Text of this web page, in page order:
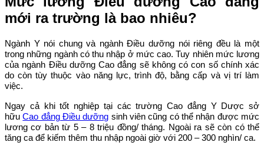
mới ra trường là bao nhiêu?
Ngành Y nói chung và ngành Điều dưỡng nói riêng đều là một
trong những ngành có thu nhập ở mức cao. Tuy nhiên mức lương
của ngành Điều dưỡng Cao đẳng sẽ không có con số chính xác
do còn tùy thuộc vào năng lực, trình độ, bằng cấp và vị trí làm
việc.
Ngay cả khi tốt nghiệp tại các trường Cao đẳng Y Dược sở
hữuCao đẳng Điều dưỡng sinh viên cũng có thể nhận được mức
lương cơ bản từ 5 – 8 triệu đồng/ tháng. Ngoài ra sẽ còn có thể
tăng ca để kiếm thêm thu nhập ngoài giờ với 200 – 300 nghìn/ ca.